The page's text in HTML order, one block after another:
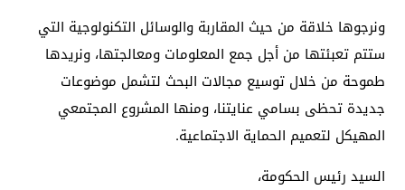
ونرجوها خلاقة من حيث المقاربة والوسائل التكنولوجية التي
ستتم تعبئتها من أجل جمع المعلومات ومعالجتها، ونريدها
طموحة من خلال توسيع مجالات البحث لتشمل موضوعات
جديدة تحظى بسامي عنايتنا، ومنها المشروع المجتمعي
المهيكل لتعميم الحماية الاجتماعية.
السيد رئيس الحكومة،